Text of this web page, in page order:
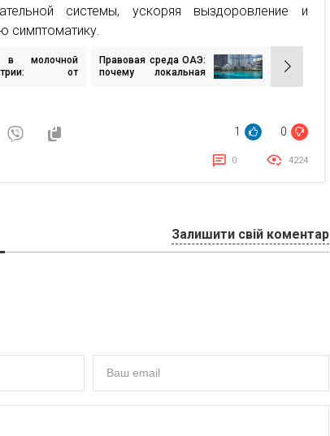
системы, ускоряя выздоровление и
симптоматику.
молочной
от
Правовая среда ОАЭ:
почему локальная
1 0
0 4224
Залишити свій коментар